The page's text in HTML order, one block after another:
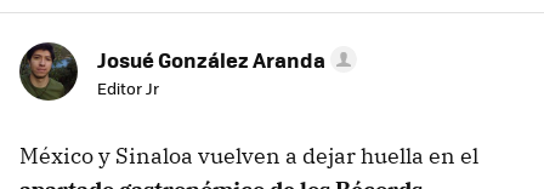
Josué González Aranda
Editor Jr
México y Sinaloa vuelven a dejar huella en el